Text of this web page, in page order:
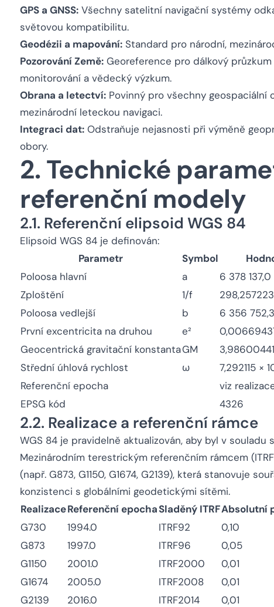
GPS a GNSS: Všechny satelitní navigační systémy
světovou kompatibilitu.
Geodézii a mapování: Standard pro národní,
Pozorování Země: Georeference pro dálkový
monitorování a vědecký výzkum.
Obrana a letectví: Povinný pro všechny geospaciální
mezinárodní leteckou navigaci.
Integraci dat: Odstraňuje nejasnosti při výměně
obory.
2. Technické
referenční modely
2.1. Referenční elipsoid WGS 84
Elipsoid WGS 84 je definován:
Parametr
Symbol
Poloosa hlavní
a 6 378 137,0
Zploštění
1/f
Poloosa vedlejší
b 6 356
První excentricita na druhou
e²
Geocentrická gravitační konstantaGM
Střední úhlová rychlost
ω 7,292115 ×
Referenční epocha
viz
EPSG kód
4326
2.2. Realizace a referenční rámce
WGS 84 je pravidelně aktualizován, aby byl v
Mezinárodním terestrickým referenčním rámcem
(např. G873, G1150, G1674, G2139), která stanovuje
konzistenci s globálními geodetickými sítěmi.
RealizaceReferenční epochaSladěný ITRFAbsolutní
G730
1994.0 ITRF92
0,10
G873
1997.0 ITRF96
0,05
G1150
2001.0 ITRF2000
0,01
G1674
2005.0 ITRF2008
0,01
G2139
2016.0 ITRF2014
0,01